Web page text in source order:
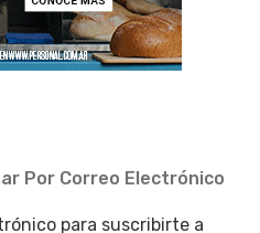
Por Correo Electrónico
para suscribirte a